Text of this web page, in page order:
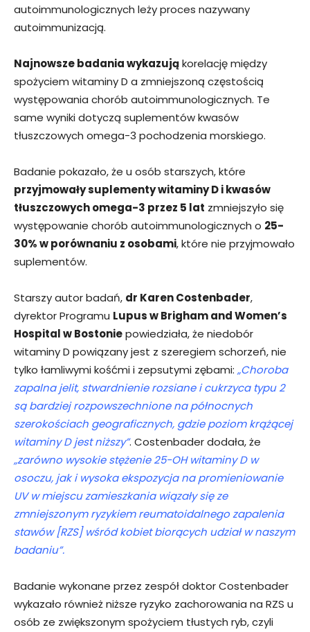
autoimmunologicznych leży proces nazywany
autoimmunizacją.
Najnowsze badania wykazująkorelację między
spożyciem witaminy D a zmniejszoną częstością
występowania chorób autoimmunologicznych. Te
same wyniki dotyczą suplementów kwasów
tłuszczowych omega-3 pochodzenia morskiego.
Badanie pokazało, że u osób starszych, które
przyjmowały suplementy witaminy D i kwasów
tłuszczowych omega-3 przez 5 lat zmniejszyło się
występowanie chorób autoimmunologicznych o 25-
30% w porównaniu z osobami, które nie przyjmowało
suplementów.
Starszy autor badań, dr Karen Costenbader,
dyrektor Programu Lupus w Brigham and Women’s
Hospital w Bostoniepowiedziała, że niedobór
witaminy D powiązany jest z szeregiem schorzeń, nie
tylko łamliwymi kośćmi i zepsutymi zębami: „Choroba
zapalna jelit, stwardnienie rozsiane i cukrzyca typu 2
są bardziej rozpowszechnione na północnych
szerokościach geograficznych, gdzie poziom krążącej
witaminy D jest niższy”. Costenbader dodała, że
„zarówno wysokie stężenie 25-OH witaminy D w
osoczu, jak i wysoka ekspozycja na promieniowanie
UV w miejscu zamieszkania wiązały się ze
zmniejszonym ryzykiem reumatoidalnego zapalenia
stawów [RZS] wśród kobiet biorących udział w naszym
badaniu”.
Badanie wykonane przez zespół doktor Costenbader
wykazało również niższe ryzyko zachorowania na RZS u
osób ze zwiększonym spożyciem tłustych ryb, czyli